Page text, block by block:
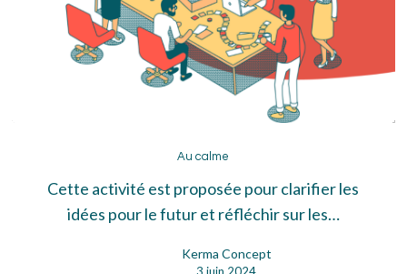
calme
Au calme
Cette activité est proposée pour clarifier les
idées pour le futur et réfléchir sur les…
Kerma Concept